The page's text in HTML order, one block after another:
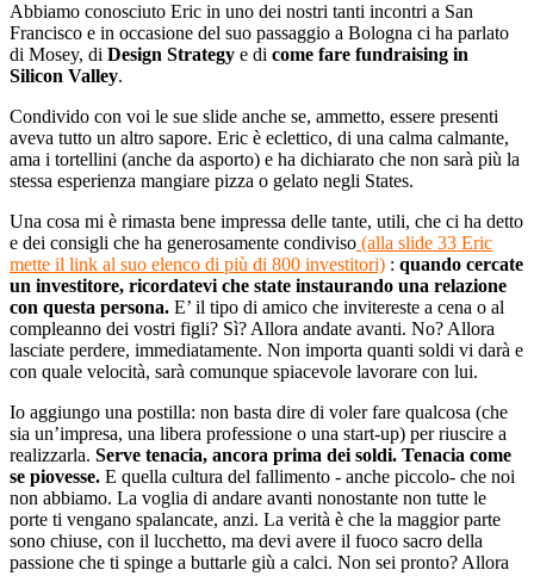
Abbiamo conosciuto Eric in uno dei nostri tanti incontri a San
Francisco e in occasione del suo passaggio a Bologna ci ha parlato
di Mosey, di Design Strategy e di come fare fundraising in
Silicon Valley.
Condivido con voi le sue slide anche se, ammetto, essere presenti
aveva tutto un altro sapore. Eric è eclettico, di una calma calmante,
ama i tortellini (anche da asporto) e ha dichiarato che non sarà più la
stessa esperienza mangiare pizza o gelato negli States.
Una cosa mi è rimasta bene impressa delle tante, utili, che ci ha detto
e dei consigli che ha generosamente condiviso (alla slide 33 Eric
mette il link al suo elenco di più di 800 investitori) : quando cercate
un investitore, ricordatevi che state instaurando una relazione
con questa persona. E’ il tipo di amico che invitereste a cena o al
compleanno dei vostri figli? Sì? Allora andate avanti. No? Allora
lasciate perdere, immediatamente. Non importa quanti soldi vi darà e
con quale velocità, sarà comunque spiacevole lavorare con lui.
Io aggiungo una postilla: non basta dire di voler fare qualcosa (che
sia un’impresa, una libera professione o una start-up) per riuscire a
realizzarla. Serve tenacia, ancora prima dei soldi. Tenacia come
se piovesse. E quella cultura del fallimento - anche piccolo- che noi
non abbiamo. La voglia di andare avanti nonostante non tutte le
porte ti vengano spalancate, anzi. La verità è che la maggior parte
sono chiuse, con il lucchetto, ma devi avere il fuoco sacro della
passione che ti spinge a buttarle giù a calci. Non sei pronto? Allora